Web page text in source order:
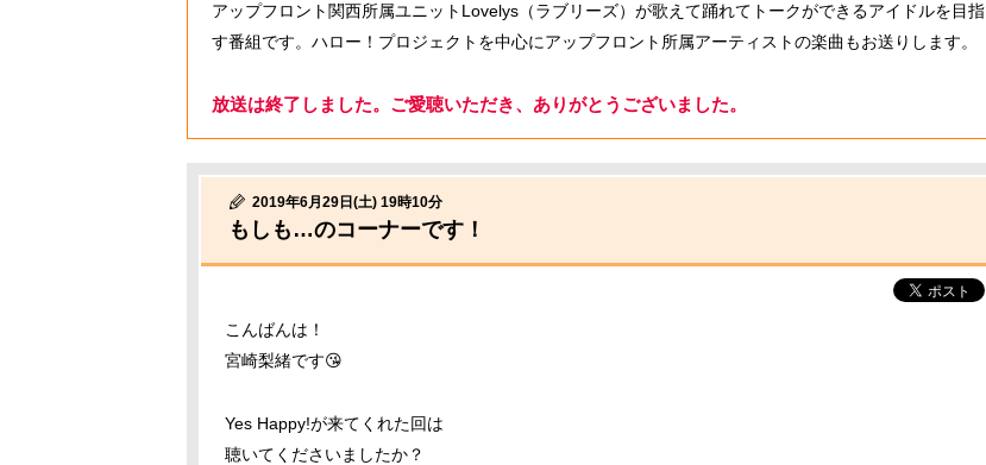
アップフロント関西所属ユニットLovelys（ラブリーズ）が歌えて踊れてトークができるアイドルを目指
す番組です。ハロー！プロジェクトを中心にアップフロント所属アーティストの楽曲もお送りします。
放送は終了しました。ご愛聴いただき、ありがとうございました。
2019年6月29日(土) 19時10分
もしも…のコーナーです！
こんばんは！
宮崎梨緒です😘
Yes Happy!が来てくれた回は
聴いてくださいましたか？